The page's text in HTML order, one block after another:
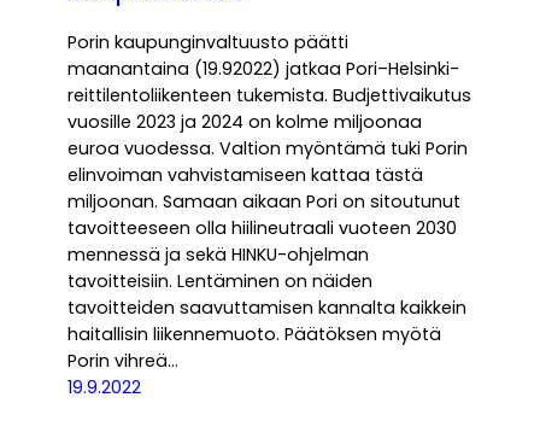
Porin kaupunginvaltuusto päätti
maanantaina (19.92022) jatkaa Pori–Helsinki-
reittilentoliikenteen tukemista. Budjettivaikutus
vuosille 2023 ja 2024 on kolme miljoonaa
euroa vuodessa. Valtion myöntämä tuki Porin
elinvoiman vahvistamiseen kattaa tästä
miljoonan. Samaan aikaan Pori on sitoutunut
tavoitteeseen olla hiilineutraali vuoteen 2030
mennessä ja sekä HINKU-ohjelman
tavoitteisiin. Lentäminen on näiden
tavoitteiden saavuttamisen kannalta kaikkein
haitallisin liikennemuoto. Päätöksen myötä
Porin vihreä…
19.9.2022